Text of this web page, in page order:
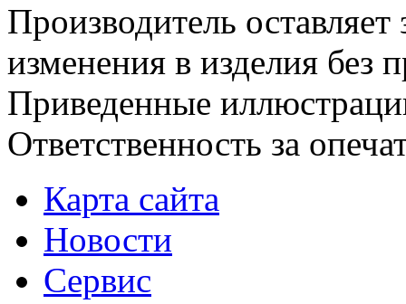
Производитель
изменения в изделия без
Приведенные
Ответственность за
Карта сайта
Новости
Сервис